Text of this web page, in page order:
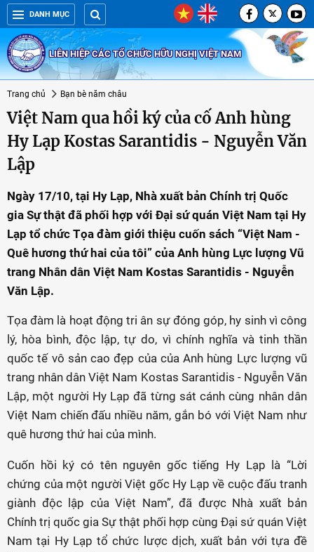
DANH MỤC
LIÊN HIỆP CÁC TỔ CHỨC HỮU NGHỊ VIỆT NAM
Trang chủ Bạn bè năm châu
Việt Nam qua hồi ký của cố Anh hùng
Hy Lạp Kostas Sarantidis - Nguyễn Văn
Lập
Ngày 17/10, tại Hy Lạp, Nhà xuất bản Chính trị Quốc
gia Sự thật đã phối hợp với Đại sứ quán Việt Nam tại Hy
Lạp tổ chức Tọa đàm giới thiệu cuốn sách “Việt Nam -
Quê hương thứ hai của tôi” của Anh hùng Lực lượng Vũ
trang Nhân dân Việt Nam Kostas Sarantidis - Nguyễn
Văn Lập.
Tọa đàm là hoạt động tri ân sự đóng góp, hy sinh vì công
lý, hòa bình, độc lập, tự do, vì chính nghĩa và tinh thần
quốc tế vô sản cao đẹp của của Anh hùng Lực lượng vũ
trang nhân dân Việt Nam Kostas Sarantidis - Nguyễn Văn
Lập, một người Hy Lạp đã từng sát cánh cùng nhân dân
Việt Nam chiến đấu nhiều năm, gắn bó với Việt Nam như
quê hương thứ hai của mình.
Cuốn hồi ký có tên nguyên gốc tiếng Hy Lạp là “Lời
chứng của một người Việt gốc Hy Lạp về cuộc đấu tranh
giành độc lập của Việt Nam”, đã được Nhà xuất bản
Chính trị quốc gia Sự thật phối hợp cùng Đại sứ quán Việt
Nam tại Hy Lạp tổ chức lược dịch, xuất bản với tựa đề